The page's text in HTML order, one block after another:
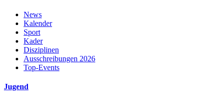
News
Kalender
Sport
Kader
Disziplinen
Ausschreibungen 2026
Top-Events
Jugend